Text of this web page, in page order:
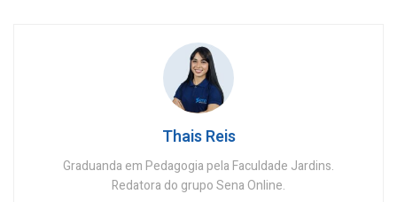
Thais Reis
Graduanda em Pedagogia pela Faculdade Jardins.
Redatora do grupo Sena Online.